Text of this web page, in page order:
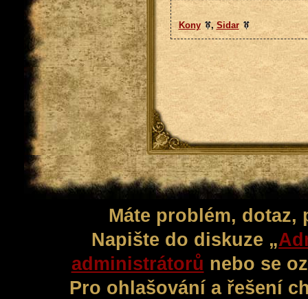
Kony , Sidar
Máte problém,
Napište do diskuze „
administrátorů nebo se
Pro ohlašování a řešení